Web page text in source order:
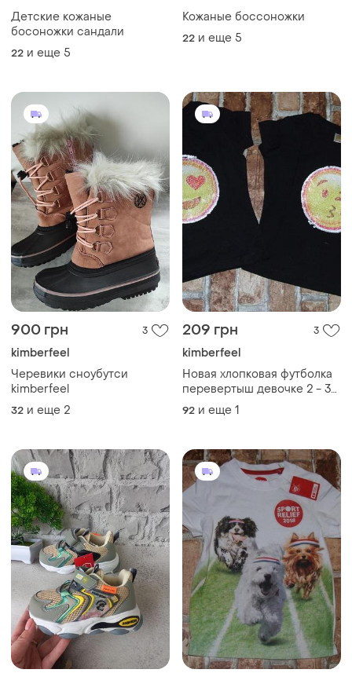
Детские кожаные
босоножки сандали
22 и еще 5
Кожаные боссоножки
22 и еще 5
900 грн 3
kimberfeel
Черевики сноубутси
kimberfeel
32 и еще 2
209 грн 3
kimberfeel
Новая хлопковая футболка
перевертыш девочке 2 - 3
года смайл
92 и еще 1